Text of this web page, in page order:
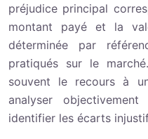
préjudice principal
montant payé et la
déterminée par
pratiqués sur le
souvent le recours à
analyser
identifier les écarts